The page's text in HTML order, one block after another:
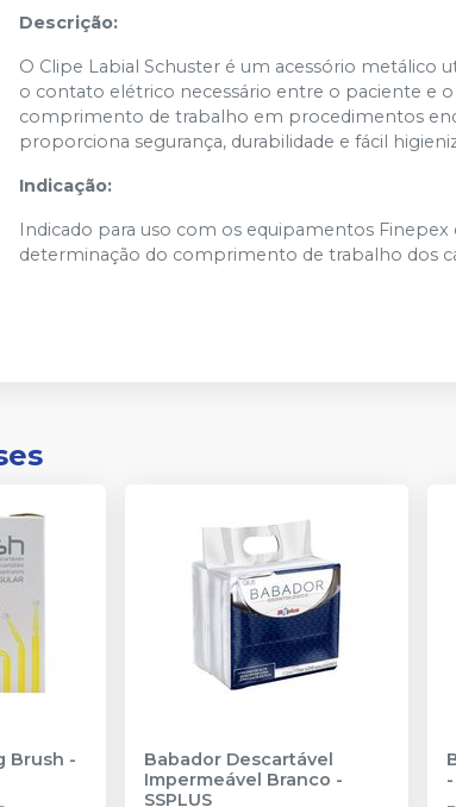
Descrição:
O Clipe Labial Schuster é um acessório metálico
o contato elétrico necessário entre o paciente e
comprimento de trabalho em procedimentos
proporciona segurança, durabilidade e fácil
Indicação:
Indicado para uso com os equipamentos
determinação do comprimento de trabalho dos
Brush -
Babador Descartável
Impermeável Branco -
SSPLUS
-